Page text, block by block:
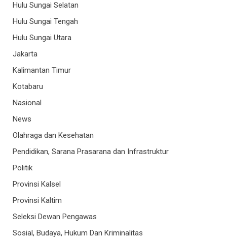
Hulu Sungai Selatan
Hulu Sungai Tengah
Hulu Sungai Utara
Jakarta
Kalimantan Timur
Kotabaru
Nasional
News
Olahraga dan Kesehatan
Pendidikan, Sarana Prasarana dan Infrastruktur
Politik
Provinsi Kalsel
Provinsi Kaltim
Seleksi Dewan Pengawas
Sosial, Budaya, Hukum Dan Kriminalitas